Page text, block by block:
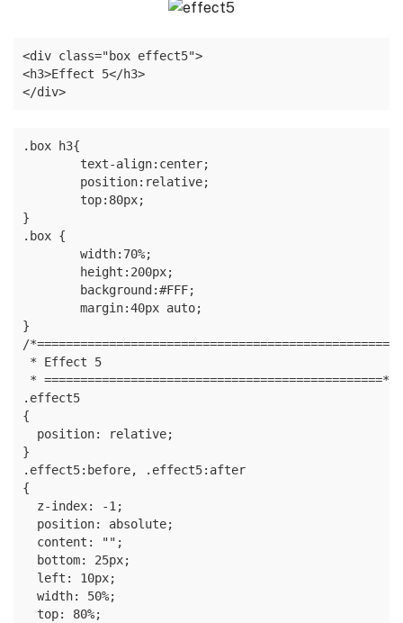
<div class="box effect5">
<h3>Effect 5</h3>
</div>
.box h3{
}
.box {
}
/*==================================================
* Effect 5
* ===============================================*/
.effect5
{
  position: relative;
}
.effect5:before, .effect5:after
{
  z-index: -1;
  position: absolute;
  content: "";
  bottom: 25px;
  left: 10px;
  width: 50%;
  top: 80%;